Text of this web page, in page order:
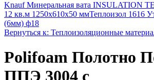
Knauf Минеральная вата INSULATION
12 кв.м 1250x610x50 ммТеплоизол 1616
(6мм) ф18
Вернуться к: Теплоизоляционные
Polifoam Полотно
ППЭ 3004 с